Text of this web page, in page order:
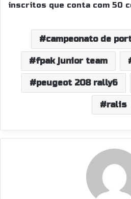
inscritos que conta com 50
campeonato de
fpak junior team
peugeot 208 rally6
ralis